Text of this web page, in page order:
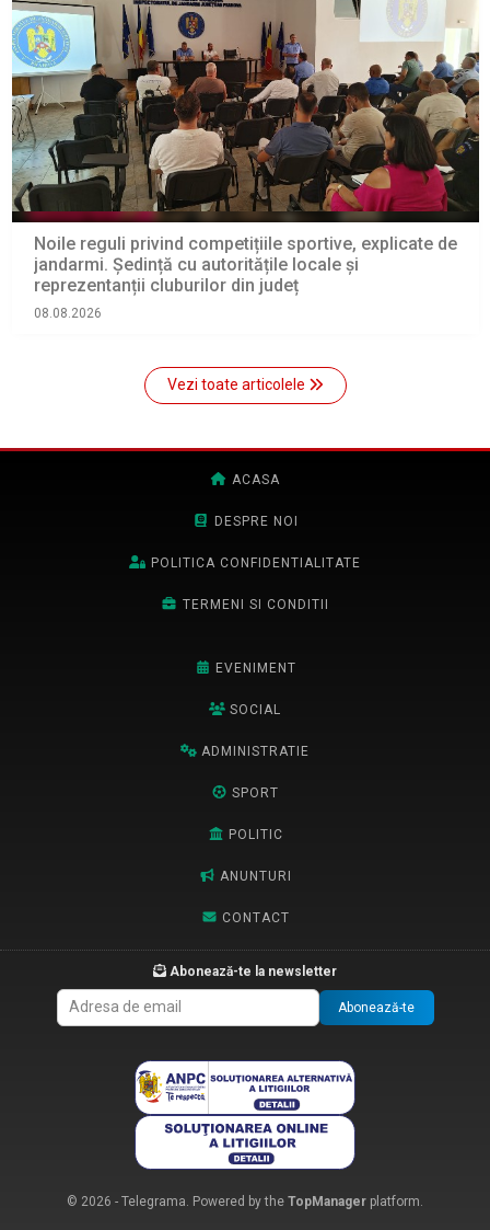
Noile reguli privind competițiile sportive, explicate de
jandarmi. Ședință cu autoritățile locale și
reprezentanții cluburilor din județ
08.08.2026
Vezi toate articolele
ACASA
DESPRE NOI
POLITICA CONFIDENTIALITATE
TERMENI SI CONDITII
EVENIMENT
SOCIAL
ADMINISTRATIE
SPORT
POLITIC
ANUNTURI
CONTACT
Abonează-te la newsletter
Abonează-te
© 2026 - Telegrama. Powered by the TopManager platform.